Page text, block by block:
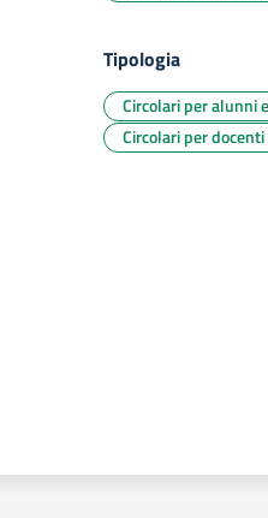
Tipologia
Circolari per alunni
Circolari per docenti